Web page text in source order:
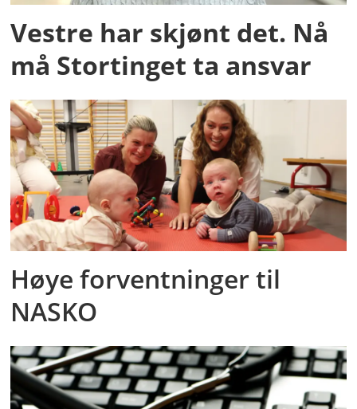
Vestre har skjønt det. Nå
må Stortinget ta ansvar
Høye forventninger til
NASKO